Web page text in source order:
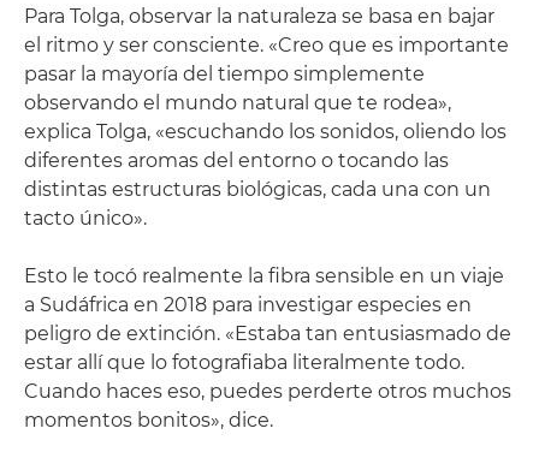
Para Tolga, observar la naturaleza se basa en bajar
el ritmo y ser consciente. «Creo que es importante
pasar la mayoría del tiempo simplemente
observando el mundo natural que te rodea»,
explica Tolga, «escuchando los sonidos, oliendo los
diferentes aromas del entorno o tocando las
distintas estructuras biológicas, cada una con un
tacto único».
Esto le tocó realmente la fibra sensible en un viaje
a Sudáfrica en 2018 para investigar especies en
peligro de extinción. «Estaba tan entusiasmado de
estar allí que lo fotografiaba literalmente todo.
Cuando haces eso, puedes perderte otros muchos
momentos bonitos», dice.